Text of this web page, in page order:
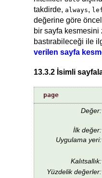
takdirde, always,
değerine göre
bir sayfa
bastırabileceği ile
verilen sayfa
13.3.2 İsimli
page
Değer:
İlk değer:
Uygulama yeri:
Kalıtsallık:
Yüzdelik değerler: